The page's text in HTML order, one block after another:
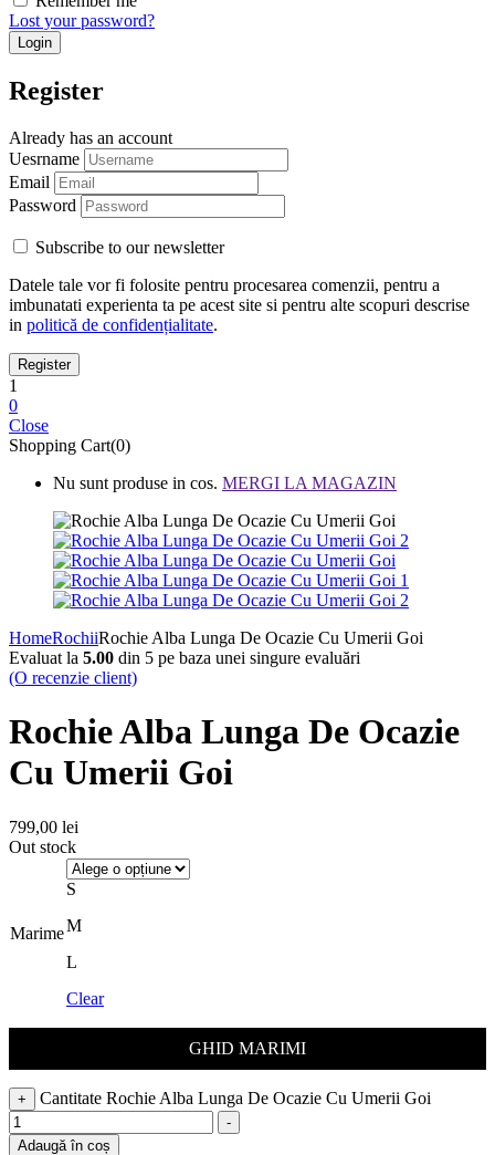
Lost your password?
Register
Already has an account
Uesrname
Email
Password
Subscribe to our newsletter
Datele tale vor fi folosite pentru procesarea comenzii, pentru a
imbunatati experienta ta pe acest site si pentru alte scopuri descrise
in politică de confidențialitate.
1
0
Close
Shopping Cart(0)
Nu sunt produse in cos. MERGI LA MAGAZIN
HomeRochiiRochie Alba Lunga De Ocazie Cu Umerii Goi
Evaluat la 5.00 din 5 pe baza unei singure evaluări
(O recenzie client)
Rochie Alba Lunga De Ocazie
Cu Umerii Goi
799,00 lei
Out stock
Marime
S
M
L
Clear
GHID MARIMI
+ Cantitate Rochie Alba Lunga De Ocazie Cu Umerii Goi
-
Adaugă în coș